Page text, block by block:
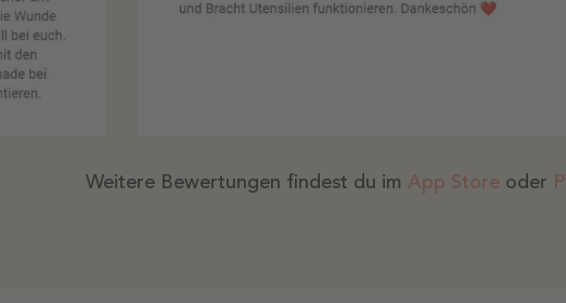
Weitere Bewertungen findest du im App Storeoder